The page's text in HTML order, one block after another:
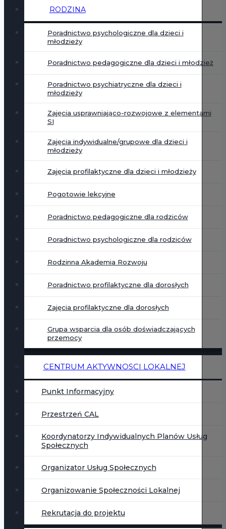
RODZINA
Poradnictwo psychologiczne dla dzieci i
młodzieży
Poradnictwo pedagogiczne dla dzieci i młodzież
Poradnictwo psychiatryczne dla dzieci i
młodzieży
Zajęcia usprawniająco-rozwojowe z elementami
SI
Zajęcia indywidualne/grupowe dla dzieci i
młodzieży
Zajęcia profilaktyczne dla dzieci i młodzieży
Pogotowie lekcyjne
Poradnictwo pedagogiczne dla rodziców
Poradnictwo psychologiczne dla rodziców
Rodzinna Akademia Rozwoju
Poradnictwo profilaktyczne dla dorosłych
Zajęcia profilaktyczne dla dorosłych
Grupa wsparcia dla osób doświadczających
przemocy
CENTRUM AKTYWNOSCI LOKALNEJ
Punkt Informacyjny
Przestrzeń CAL
Koordynatorzy Indywidualnych Planów Usług
Społecznych
Organizator Usług Społecznych
Organizowanie Społeczności Lokalnej
Rekrutacja do projektu